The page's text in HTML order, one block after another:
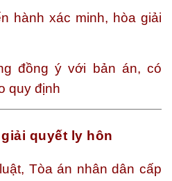
hành xác minh, hòa giải
đồng ý với bản án, có
quy định
quyết ly hôn
Tòa án nhân dân cấp